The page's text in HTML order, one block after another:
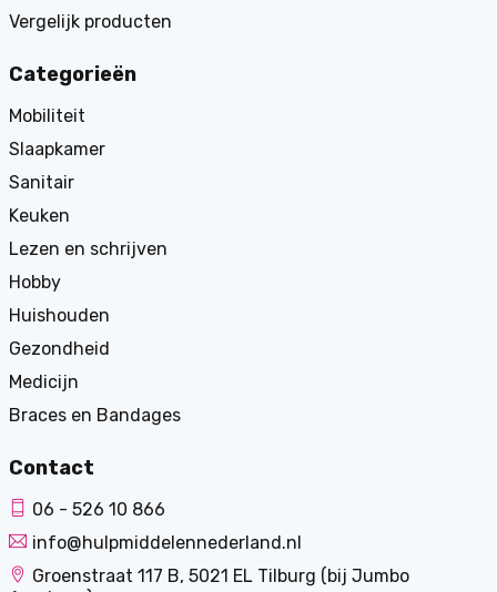
Vergelijk producten
Categorieën
Mobiliteit
Slaapkamer
Sanitair
Keuken
Lezen en schrijven
Hobby
Huishouden
Gezondheid
Medicijn
Braces en Bandages
Contact
06 - 526 10 866
info@hulpmiddelennederland.nl
Groenstraat 117 B, 5021 EL Tilburg (bij Jumbo